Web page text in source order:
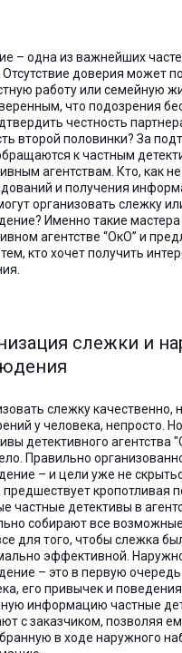
– одна из важнейших
доверия может
работу или семейную
что подозрения
честность
второй половинки? За
к частным
агентствам. Кто, как
и получения
организовать слежку
Именно такие
агентстве “ОкО” и
тем, кто хочет получить
слежки и
слежку качественно,
у человека, непросто.
детективного агентства
Правильно
– и цели уже не
предшествует кропотливая
частные детективы в
собирают все
для того, чтобы слежка
эффективной.
– это в первую очередь
его привычек и
информацию частные
с заказчиком, позволяя
в ходе наружного